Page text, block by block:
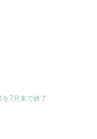
7月末で終了